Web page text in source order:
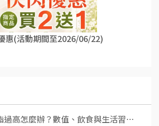
惠(活動期間至2026/06/22)
過高怎麼辦？數值、飲食與生活習⋯